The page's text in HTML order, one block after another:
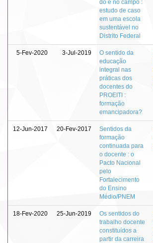
do e no campo :
estudo de caso
em uma escola
sustentável no
Distrito Federal
5-Fev-2020 3-Jul-2019
O sentido da
educação
integral nas
práticas dos
docentes do
PROEITI :
formação
emancipadora?
12-Jun-2017 20-Fev-2017
Sentidos da
formação
continuada para
o docente : o
Pacto Nacional
pelo
Fortalecimento
do Ensino
Médio/PNEM
18-Fev-2020 25-Jun-2019
Os sentidos do
trabalho docente
constituídos a
partir da carreira